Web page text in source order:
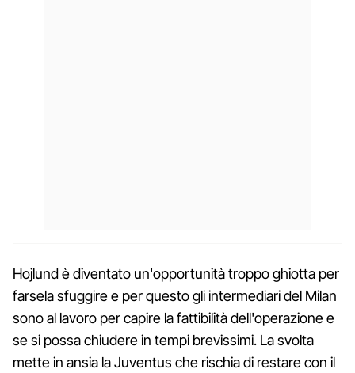
Hojlund è diventato un'opportunità troppo ghiotta per
farsela sfuggire e per questo gli intermediari del Milan
sono al lavoro per capire la fattibilità dell'operazione e
se si possa chiudere in tempi brevissimi. La svolta
mette in ansia la Juventus che rischia di restare con il